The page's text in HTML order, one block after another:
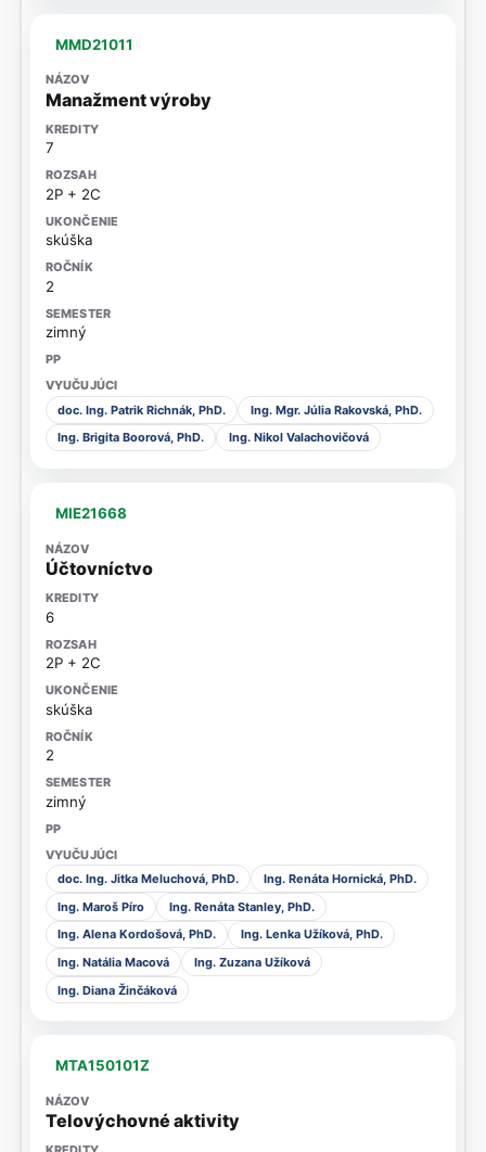
MMD21011
Manažment výroby
7
2P + 2C
skúška
2
zimný
doc. Ing. Patrik Richnák, PhD.
Ing. Mgr. Júlia Rakovská, PhD.
Ing. Brigita Boorová, PhD.
Ing. Nikol Valachovičová
MIE21668
Účtovníctvo
6
2P + 2C
skúška
2
zimný
doc. Ing. Jitka Meluchová, PhD.
Ing. Renáta Hornická, PhD.
Ing. Maroš Píro
Ing. Renáta Stanley, PhD.
Ing. Alena Kordošová, PhD.
Ing. Lenka Užíková, PhD.
Ing. Natália Macová
Ing. Zuzana Užíková
Ing. Diana Žinčáková
MTA150101Z
Telovýchovné aktivity